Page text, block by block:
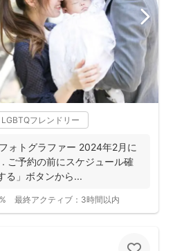
LGBTQフレンドリー
ォトグラファー 2024年2月に
ご予約の前にスケジュール確
る」ボタンから...
最終アクティブ： 3時間以内